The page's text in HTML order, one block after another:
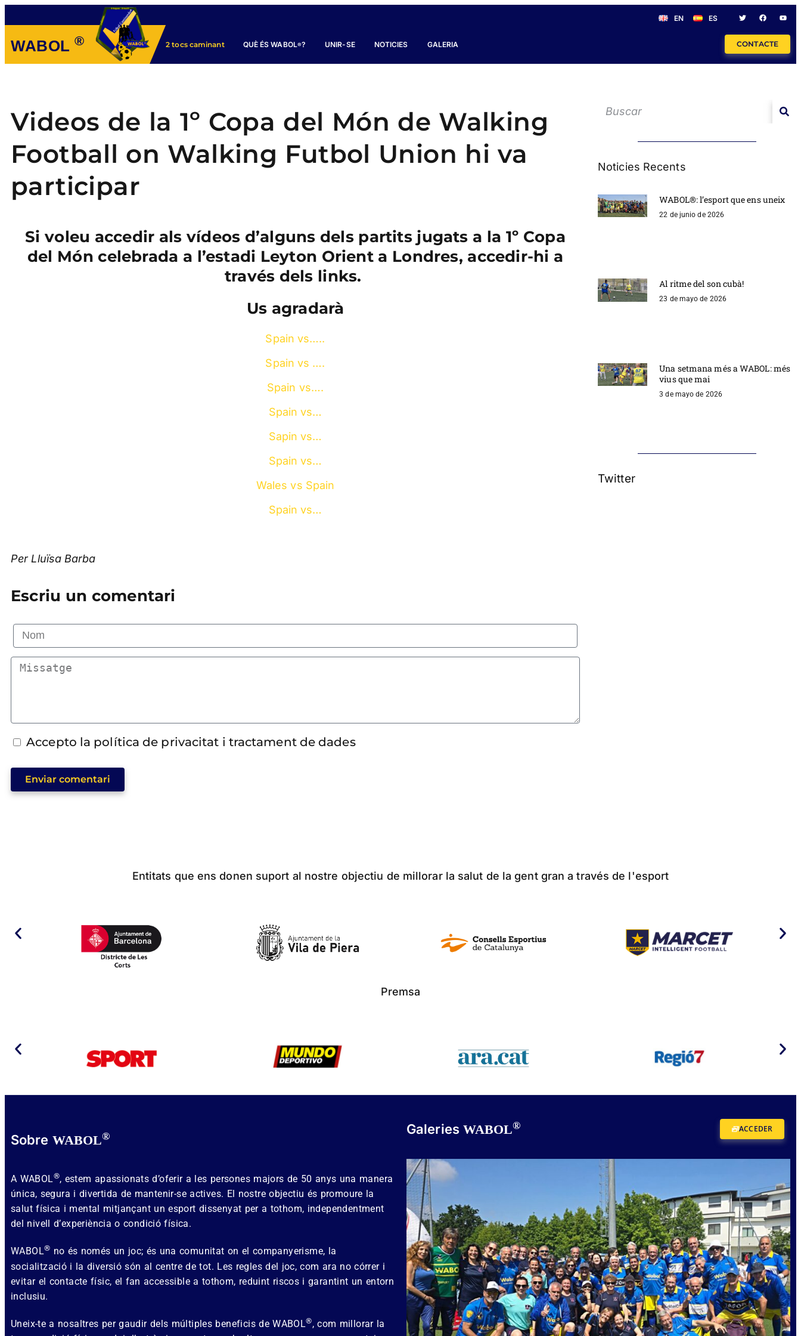
EN ES
WABOL ® 2 tocs caminant CONTACTE
QUÈ ÉS WABOL®? UNIR-SE NOTICIES GALERIA
Videos de la 1º Copa del Món de Walking
Football on Walking Futbol Union hi va
participar
Si voleu accedir als vídeos d’alguns dels partits jugats a la 1º Copa
del Món celebrada a l’estadi Leyton Orient a Londres, accedir-hi a
través dels links.
Us agradarà
Spain vs…..
Spain vs ….
Spain vs….
Spain vs…
Sapin vs…
Spain vs…
Wales vs Spain
Spain vs…
Per Lluïsa Barba
Escriu un comentari
Accepto la política de privacitat i tractament de dades
Enviar comentari
Noticies Recents
WABOL®: l’esport que ens uneix
22 de junio de 2026
Al ritme del son cubà!
23 de mayo de 2026
Una setmana més a WABOL: més
vius que mai
3 de mayo de 2026
Twitter
Entitats que ens donen suport al nostre objectiu de millorar la salut de la gent gran a través de l'esport
Premsa
Sobre WABOL®
A WABOL®, estem apassionats d’oferir a les persones majors de 50 anys una manera
única, segura i divertida de mantenir-se actives. El nostre objectiu és promoure la
salut física i mental mitjançant un esport dissenyat per a tothom, independentment
del nivell d’experiència o condició física.
WABOL® no és només un joc; és una comunitat on el companyerisme, la
socialització i la diversió són al centre de tot. Les regles del joc, com ara no córrer i
evitar el contacte físic, el fan accessible a tothom, reduint riscos i garantint un entorn
inclusiu.
Uneix-te a nosaltres per gaudir dels múltiples beneficis de WABOL®, com millorar la
Galeries WABOL® ACCEDER